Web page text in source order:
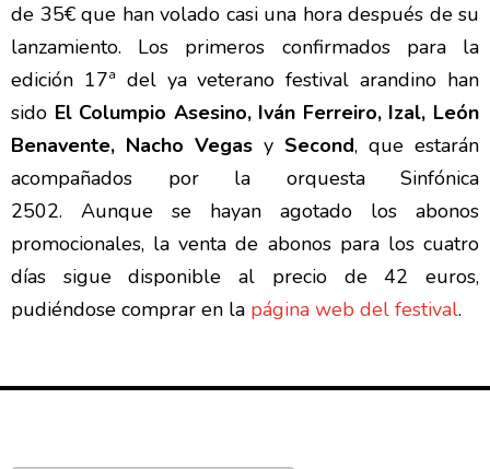
de 35€ que han volado casi una hora después de su
lanzamiento. Los primeros confirmados para la
edición 17ª del ya veterano festival arandino han
sido El Columpio Asesino, Iván Ferreiro, Izal, León
Benavente, Nacho Vegas y Second, que estarán
acompañados por la orquesta Sinfónica
2502. Aunque se hayan agotado los abonos
promocionales, la venta de abonos para los cuatro
días sigue disponible al precio de 42 euros,
pudiéndose comprar en la página web del festival.